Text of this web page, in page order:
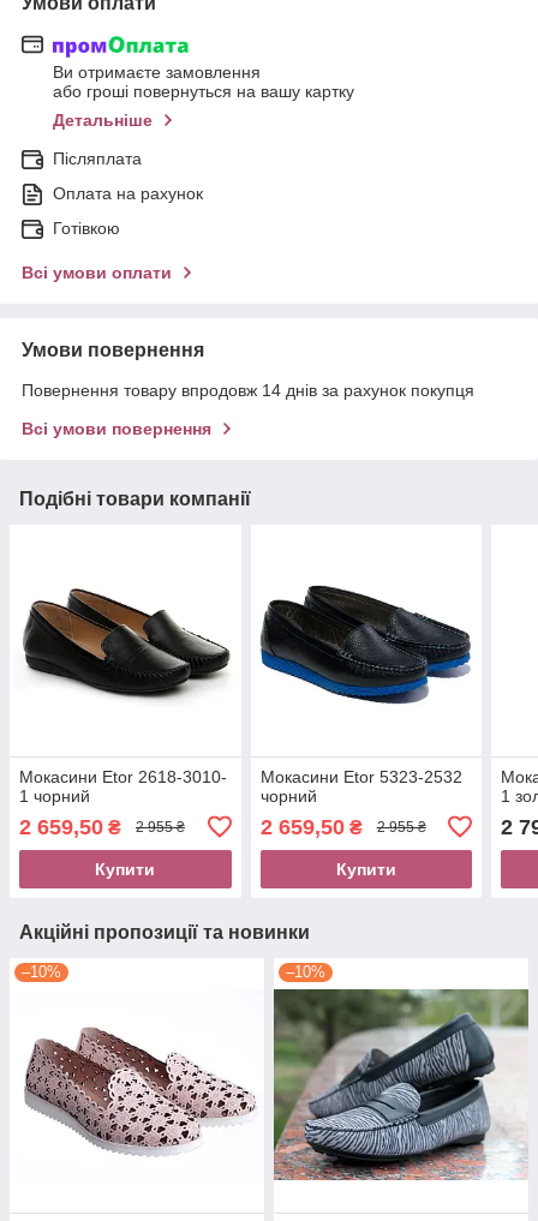
Ви отримаєте замовлення
або гроші повернуться на вашу картку
Детальніше
Післяплата
Оплата на рахунок
Готівкою
Всі умови оплати
Умови повернення
Повернення товару впродовж 14 днів за рахунок покупця
Всі умови повернення
Подібні товари компанії
Мокасини Etor 2618-3010-
1 чорний
2 659,50 ₴ 2 955 ₴
Купити
Мокасини Etor 5323-2532
чорний
2 659,50₴ 2 955 ₴
Купити
1
2
Акційні пропозиції та новинки
–10% –10%